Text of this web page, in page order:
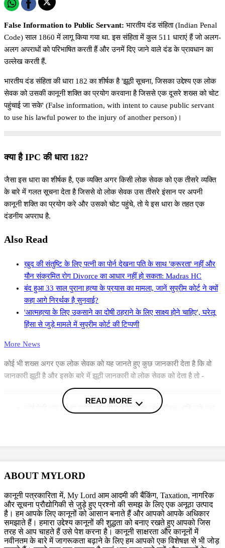
False Information to Public Servant: भारतीय दंड संहिता (Indian Penal
Code) साल 1860 में लागू किया गया था. इस संहिता में कुल 511 धाराएं हैं जो अलग-
अलग अपराधों को परिभाषित करती हैं और उनमें दिए जाने वाले दंड के प्रावधान का
उल्लेख करती हैं.
भारतीय दंड संहिता की धारा 182 का शीर्षक है 'झूठी सूचना, जिसका उद्देश्य एक लोक
सेवक को उसकी कानूनी शक्ति का प्रयोग करवाना है जिससे एक दूसरे शख्स को चोट
पहुंचाई जा सके' (False information, with intent to cause public servant
to use his lawful power to the injury of another person)।
क्या है IPC की धारा 182?
जैसा इस धारा का शीर्षक है, एक व्यक्ति अगर किसी लोक सेवक को एक तीसरे व्यक्ति
के बारे में गलत सूचना देता है जिससे वो लोक सेवक उस तीसरे इंसान पर अपनी
कानूनी शक्ति का प्रयोग करे और उसको चोट पहुंचे, तो ये इस धारा के तहत एक
दंडनीय अपराध है.
Also Read
खुद की संतुष्टि के लिए पत्नी का पोर्न देखना पति के साथ 'क्रूरता' नहीं और
यौन संक्रमित रोग Divorce का आधार नहीं हो सकता: Madras HC
बंद हुआ 33 साल पुराना हत्या के प्रयास का मामला, जानें सुप्रीम कोर्ट ने क्यों
कहा आगे निरर्थक है सुनवाई?
'आत्महत्या के लिए उकसाने का दोषी ठहराने के लिए साक्ष्य होने चाहिए', घरेलू
हिंसा से जुड़े मामले में सुप्रीम कोर्ट की टिप्पणी
More News
कोई भी शख्स अगर एक लोक सेवक को यह जानते हुए कुछ जानकारी देता है कि वो
जानकारी झूठी है और इसके बारे में झूठी जानकारी वो लोक सेवक को देता है तो -
कोई ऐसी बात करे या करने का लोप करे जिसे वह लोक-सेवक, यदि उसे उस
आपकी जानकारी के लिए बता दें कि किसी भी व्यक्ति को अगर आईपीसी की इस धारा के
तहत दोषी करार दिया जाता है तो उसे जेल की सजा सुनाई जा सकती है जिसकी अवधि
छह महीने तक बढ़ाई जा सकती है. इसके अलावा उसपर आर्थिक जुर्माना भी लगाया जा
सकता है जिसकी कीमत एक हजार रुपये तक हो सकती है और ऐसा भी हो सकता है कि
READ MORE
ABOUT MYLORD
कानूनी पत्रकारिता में, My Lord आम आदमी की बैंकिंग, Taxation, नागरिक
और सूचना प्रौद्योगिकी से जुड़े हुए प्रश्नो की समझ के लिए एक अनूठा उत्पाद
है। हम आपके लिए कानूनों को आसान बनाते हैं और आपको आपके अधिकार
समझाते हैं। हमारा उद्देश्य कानूनों की शुद्धता को बनाए रखते हुए आपको जिस
तरह से आप चाहते हैं उसे पेश करना है। कानूनी साक्षरता और कानूनों में
नवीनतम के बारे में जागरूकता बढ़ाने के लिए हम आपको एक विशेषज्ञ से भी जोड़